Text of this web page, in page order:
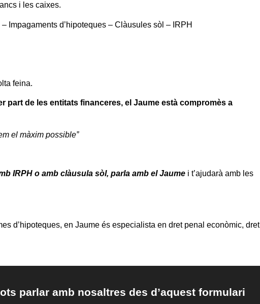
i les caixes.
Impagaments d’hipoteques – Clàusules sòl – IRPH
feina.
part de les entitats financeres, el Jaume està compromès a
el màxim possible”
IRPH o amb clàusula sòl, parla amb el Jaume i t’ajudarà amb les
d’hipoteques, en Jaume és especialista en dret penal econòmic, dret
parlar amb nosaltres des d’aquest formulari